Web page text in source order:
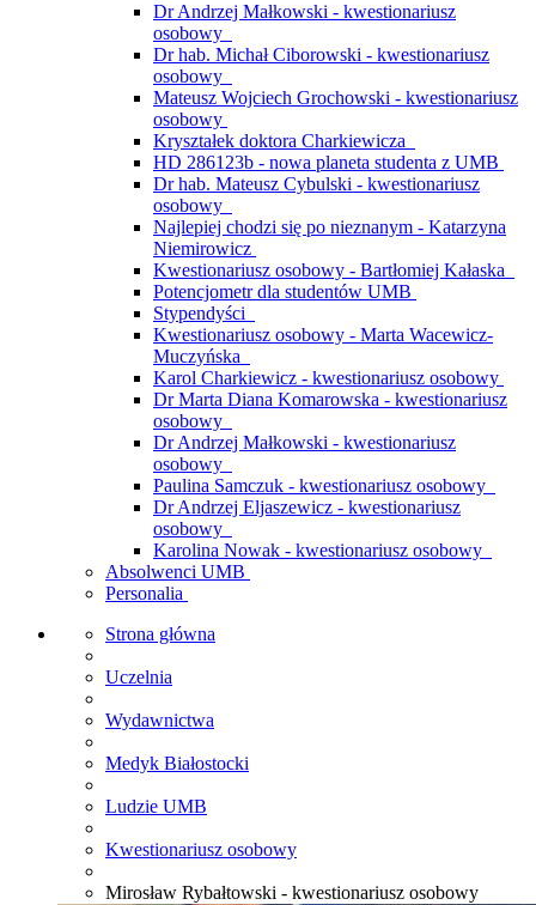
Dr Andrzej Małkowski - kwestionariusz
osobowy
Dr hab. Michał Ciborowski - kwestionariusz
osobowy
Mateusz Wojciech Grochowski - kwestionariusz
osobowy
Kryształek doktora Charkiewicza
HD 286123b - nowa planeta studenta z UMB
Dr hab. Mateusz Cybulski - kwestionariusz
osobowy
Najlepiej chodzi się po nieznanym - Katarzyna
Niemirowicz
Kwestionariusz osobowy - Bartłomiej Kałaska
Potencjometr dla studentów UMB
Stypendyści
Kwestionariusz osobowy - Marta Wacewicz-
Muczyńska
Karol Charkiewicz - kwestionariusz osobowy
Dr Marta Diana Komarowska - kwestionariusz
osobowy
Dr Andrzej Małkowski - kwestionariusz
osobowy
Paulina Samczuk - kwestionariusz osobowy
Dr Andrzej Eljaszewicz - kwestionariusz
osobowy
Karolina Nowak - kwestionariusz osobowy
Absolwenci UMB
Personalia
Strona główna
Uczelnia
Wydawnictwa
Medyk Białostocki
Ludzie UMB
Kwestionariusz osobowy
Mirosław Rybałtowski - kwestionariusz osobowy